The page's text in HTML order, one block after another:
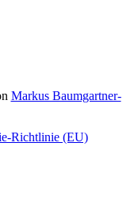
Markus Baumgartner-
Richtlinie (EU)